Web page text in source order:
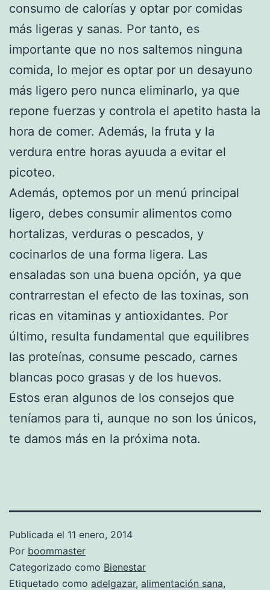
consumo de calorías y optar por comidas
más ligeras y sanas. Por tanto, es
importante que no nos saltemos ninguna
comida, lo mejor es optar por un desayuno
más ligero pero nunca eliminarlo, ya que
repone fuerzas y controla el apetito hasta la
hora de comer. Además, la fruta y la
verdura entre horas ayuuda a evitar el
picoteo.
Además, optemos por un menú principal
ligero, debes consumir alimentos como
hortalizas, verduras o pescados, y
cocinarlos de una forma ligera. Las
ensaladas son una buena opción, ya que
contrarrestan el efecto de las toxinas, son
ricas en vitaminas y antioxidantes. Por
último, resulta fundamental que equilibres
las proteínas, consume pescado, carnes
blancas poco grasas y de los huevos.
Estos eran algunos de los consejos que
teníamos para ti, aunque no son los únicos,
te damos más en la próxima nota.
Publicada el 11 enero, 2014
Por boommaster
Categorizado como Bienestar
Etiquetado como adelgazar, alimentación sana,